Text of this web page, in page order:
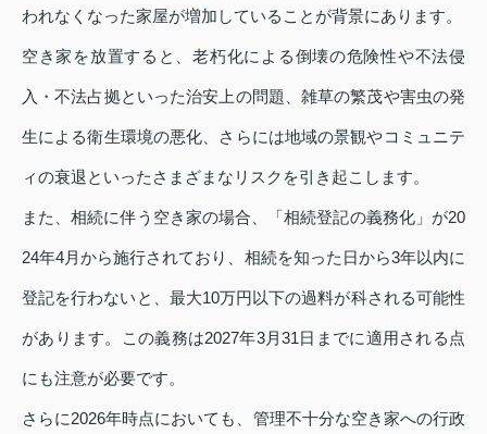
われなくなった家屋が増加していることが背景にあります。
空き家を放置すると、老朽化による倒壊の危険性や不法侵
入・不法占拠といった治安上の問題、雑草の繁茂や害虫の発
生による衛生環境の悪化、さらには地域の景観やコミュニテ
ィの衰退といったさまざまなリスクを引き起こします。
また、相続に伴う空き家の場合、「相続登記の義務化」が20
24年4月から施行されており、相続を知った日から3年以内に
登記を行わないと、最大10万円以下の過料が科される可能性
があります。この義務は2027年3月31日までに適用される点
にも注意が必要です。
さらに2026年時点においても、管理不十分な空き家への行政